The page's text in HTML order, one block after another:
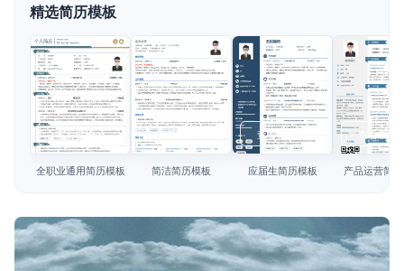
AI 模拟面试
面试自我介绍
AI 职场工具 New
简历模板
简历教程
精选简历模板
查看模板
全职业通用简历模板
查看模板
简洁简历模板
查看模板
应届生简历模板
查看模板
产品运营简